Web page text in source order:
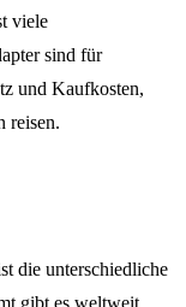
viele
sind für
und Kaufkosten,
reisen.
die unterschiedliche
gibt es weltweit